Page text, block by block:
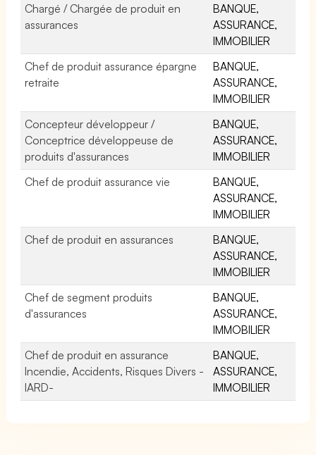
Chargé / Chargée de produit en
assurances
BANQUE,
ASSURANCE,
IMMOBILIER
Chef de produit assurance épargne
retraite
BANQUE,
ASSURANCE,
IMMOBILIER
Concepteur développeur /
Conceptrice développeuse de
produits d'assurances
BANQUE,
ASSURANCE,
IMMOBILIER
Chef de produit assurance vie
BANQUE,
ASSURANCE,
IMMOBILIER
Chef de produit en assurances
BANQUE,
ASSURANCE,
IMMOBILIER
Chef de segment produits
d'assurances
BANQUE,
ASSURANCE,
IMMOBILIER
Chef de produit en assurance
Incendie, Accidents, Risques Divers -
IARD-
BANQUE,
ASSURANCE,
IMMOBILIER